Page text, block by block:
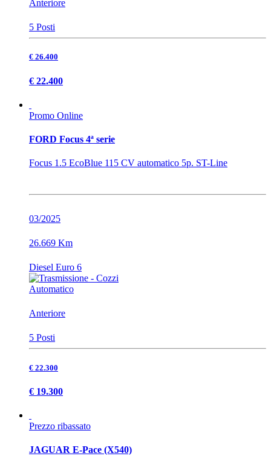
Anteriore
5 Posti
€ 26.400
€ 22.400
Promo Online
FORD Focus 4ª serie
Focus 1.5 EcoBlue 115 CV automatico 5p. ST-Line
03/2025
26.669 Km
Diesel Euro 6
Automatico
Anteriore
5 Posti
€ 22.300
€ 19.300
Prezzo ribassato
JAGUAR E-Pace (X540)